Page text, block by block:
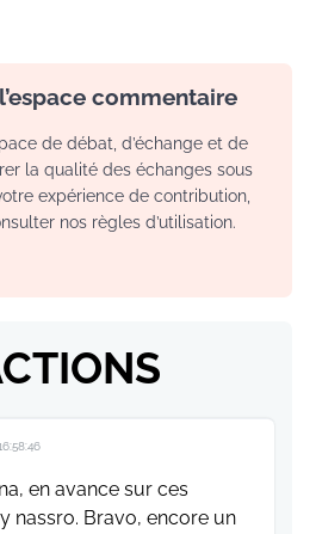
commentaire
de débat, d’échange et de
la qualité des échanges sous
expérience de contribution,
nos règles d’utilisation.
en avance sur ces
nassro. Bravo, encore un